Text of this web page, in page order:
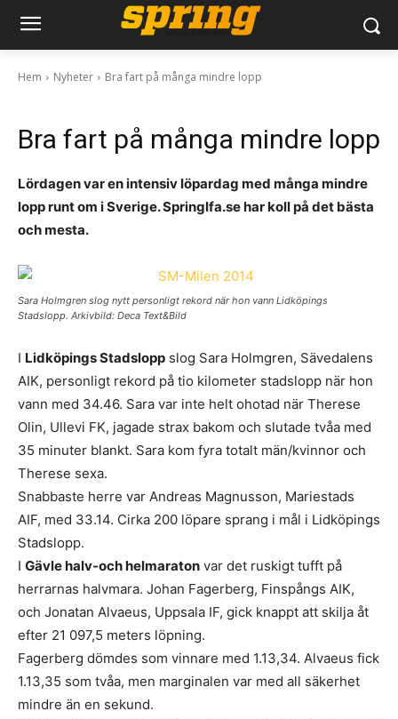
Hem Nyheter Bra fart på många mindre lopp
Bra fart på många mindre lopp
Lördagen var en intensiv löpardag med många mindre
lopp runt om i Sverige. Springlfa.se har koll på det bästa
och mesta.
Sara Holmgren slog nytt personligt rekord när hon vann Lidköpings
Stadslopp. Arkivbild: Deca Text&Bild
I Lidköpings Stadslopp slog Sara Holmgren, Sävedalens
AIK, personligt rekord på tio kilometer stadslopp när hon
vann med 34.46. Sara var inte helt ohotad när Therese
Olin, Ullevi FK, jagade strax bakom och slutade tvåa med
35 minuter blankt. Sara kom fyra totalt män/kvinnor och
Therese sexa.
Snabbaste herre var Andreas Magnusson, Mariestads
AIF, med 33.14. Cirka 200 löpare sprang i mål i Lidköpings
Stadslopp.
I Gävle halv-och helmaraton var det ruskigt tufft på
herrarnas halvmara. Johan Fagerberg, Finspångs AIK,
och Jonatan Alvaeus, Uppsala IF, gick knappt att skilja åt
efter 21 097,5 meters löpning.
Fagerberg dömdes som vinnare med 1.13,34. Alvaeus fick
1.13,35 som tvåa, men marginalen var med all säkerhet
mindre än en sekund.